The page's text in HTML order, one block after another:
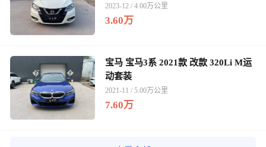
2023-12 / 4.00万公里
3.60万
宝马 宝马3系 2021款 改款 320Li M运
动套装
2021-11 / 5.00万公里
7.60万